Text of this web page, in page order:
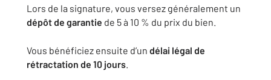
Lors de la signature, vous versez généralement un
dépôt de garantie de 5 à 10 % du prix du bien.
Vous bénéficiez ensuite d’un délai légal de
rétractation de 10 jours.